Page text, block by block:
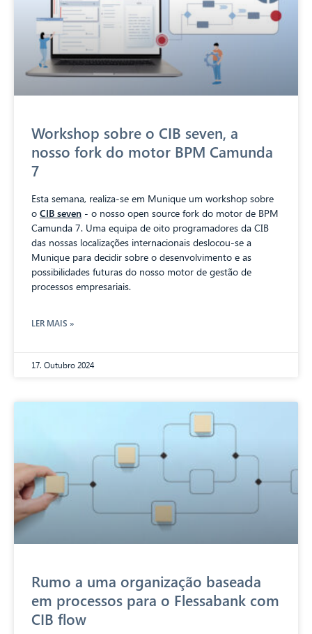
Workshop sobre o CIB seven, a
nosso fork do motor BPM Camunda
7
Esta semana, realiza-se em Munique um workshop sobre
o CIB seven - o nosso open source fork do motor de BPM
Camunda 7. Uma equipa de oito programadores da CIB
das nossas localizações internacionais deslocou-se a
Munique para decidir sobre o desenvolvimento e as
possibilidades futuras do nosso motor de gestão de
processos empresariais.
LER MAIS »
17. Outubro 2024
Rumo a uma organização baseada
em processos para o Flessabank com
CIB flow